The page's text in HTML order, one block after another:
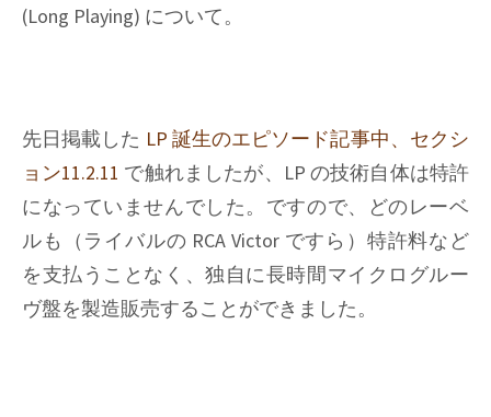
(Long Playing) について。
先日掲載した LP 誕生のエピソード記事中、セクシ
ョン11.2.11 で触れましたが、LP の技術自体は特許
になっていませんでした。ですので、どのレーベ
ルも（ライバルの RCA Victor ですら）特許料など
を支払うことなく、独自に長時間マイクログルー
ヴ盤を製造販売することができました。